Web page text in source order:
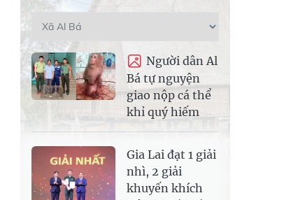
Người dân Al
Bá tự nguyện
giao nộp cá thể
khỉ quý hiếm
Gia Lai đạt 1 giải
nhì, 2 giải
khuyến khích